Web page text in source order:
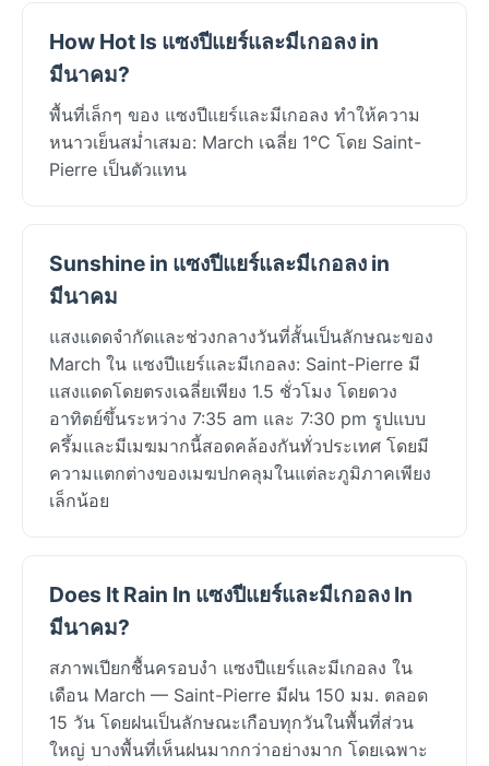
How Hot Is แซงปีแยร์และมีเกอลง in
มีนาคม?
พื้นที่เล็กๆ ของ แซงปีแยร์และมีเกอลง ทำให้ความ
หนาวเย็นสม่ำเสมอ: March เฉลี่ย 1°C โดย Saint-
Pierre เป็นตัวแทน
Sunshine in แซงปีแยร์และมีเกอลง in
มีนาคม
แสงแดดจำกัดและช่วงกลางวันที่สั้นเป็นลักษณะของ
March ใน แซงปีแยร์และมีเกอลง: Saint-Pierre มี
แสงแดดโดยตรงเฉลี่ยเพียง 1.5 ชั่วโมง โดยดวง
อาทิตย์ขึ้นระหว่าง 7:35 am และ 7:30 pm รูปแบบ
ครึ้มและมีเมฆมากนี้สอดคล้องกันทั่วประเทศ โดยมี
ความแตกต่างของเมฆปกคลุมในแต่ละภูมิภาคเพียง
เล็กน้อย
Does It Rain In แซงปีแยร์และมีเกอลง In
มีนาคม?
สภาพเปียกชื้นครอบงำ แซงปีแยร์และมีเกอลง ใน
เดือน March — Saint-Pierre มีฝน 150 มม. ตลอด
15 วัน โดยฝนเป็นลักษณะเกือบทุกวันในพื้นที่ส่วน
ใหญ่ บางพื้นที่เห็นฝนมากกว่าอย่างมาก โดยเฉพาะ